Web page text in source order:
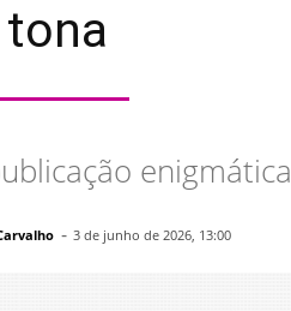
tona
enigmática
- 3 de junho de 2026, 13:00